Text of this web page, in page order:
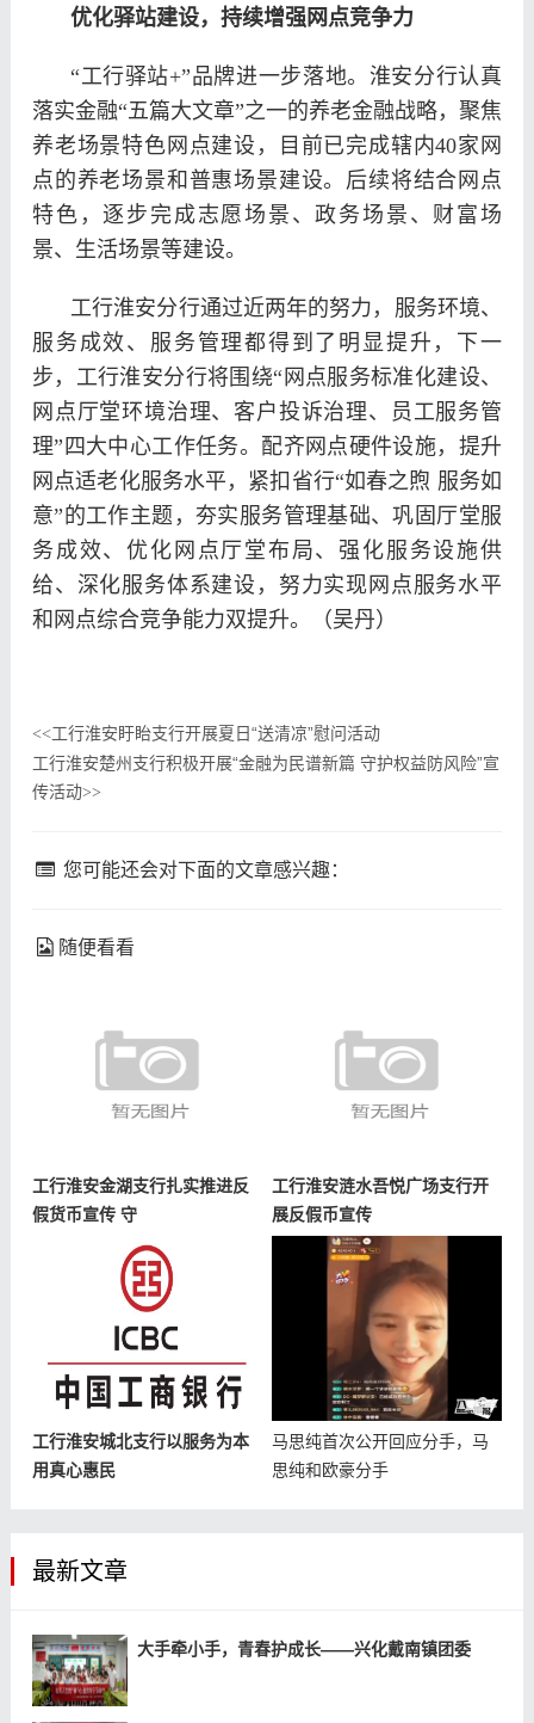
优化驿站建设，持续增强网点竞争力
“工行驿站+”品牌进一步落地。淮安分行认真
落实金融“五篇大文章”之一的养老金融战略，聚焦
养老场景特色网点建设，目前已完成辖内40家网
点的养老场景和普惠场景建设。后续将结合网点
特色，逐步完成志愿场景、政务场景、财富场
景、生活场景等建设。
工行淮安分行通过近两年的努力，服务环境、
服务成效、服务管理都得到了明显提升，下一
步，工行淮安分行将围绕“网点服务标准化建设、
网点厅堂环境治理、客户投诉治理、员工服务管
理”四大中心工作任务。配齐网点硬件设施，提升
网点适老化服务水平，紧扣省行“如春之煦 服务如
意”的工作主题，夯实服务管理基础、巩固厅堂服
务成效、优化网点厅堂布局、强化服务设施供
给、深化服务体系建设，努力实现网点服务水平
和网点综合竞争能力双提升。（吴丹）
<<工行淮安盱眙支行开展夏日“送清凉”慰问活动
工行淮安楚州支行积极开展“金融为民谱新篇 守护权益防风险”宣
传活动>>
您可能还会对下面的文章感兴趣：
随便看看
工行淮安金湖支行扎实推进反
假货币宣传 守
工行淮安涟水吾悦广场支行开
展反假币宣传
工行淮安城北支行以服务为本
用真心惠民
马思纯首次公开回应分手，马
思纯和欧豪分手
最新文章
大手牵小手，青春护成长——兴化戴南镇团委